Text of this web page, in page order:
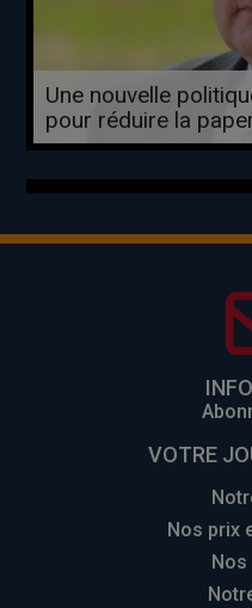
Une nouvelle
pour réduire la
VOTRE
Nos prix